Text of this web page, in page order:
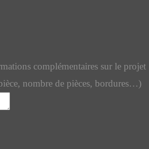
complémentaires sur le projet
nombre de pièces, bordures…)